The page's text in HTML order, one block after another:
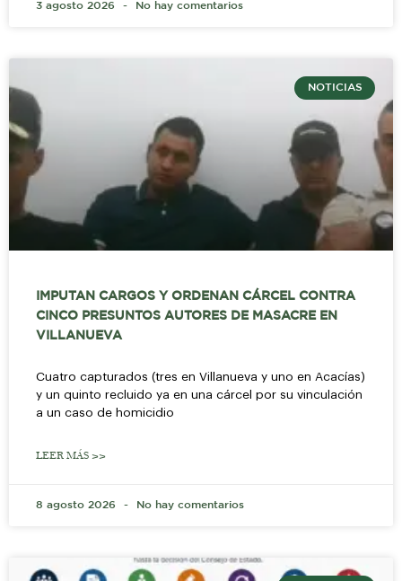
3 agosto 2026 No hay comentarios
NOTICIAS
IMPUTAN CARGOS Y ORDENAN CÁRCEL CONTRA
CINCO PRESUNTOS AUTORES DE MASACRE EN
VILLANUEVA
Cuatro capturados (tres en Villanueva y uno en Acacías)
y un quinto recluido ya en una cárcel por su vinculación
a un caso de homicidio
LEER MÁS >>
8 agosto 2026 No hay comentarios